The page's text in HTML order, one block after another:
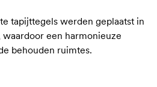
tapijttegels werden geplaatst in
een harmonieuze
behouden ruimtes.